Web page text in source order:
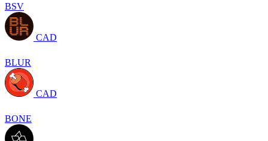
BSV
CAD
BLUR
CAD
BONE